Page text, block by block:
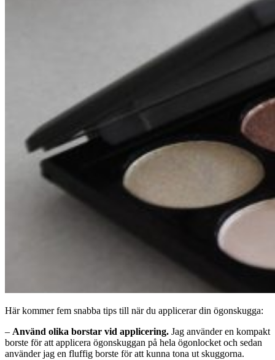
Här kommer fem snabba tips till när du applicerar din ögonskugga:
– Använd olika borstar vid applicering. Jag använder en kompakt
borste för att applicera ögonskuggan på hela ögonlocket och sedan
använder jag en fluffig borste för att kunna tona ut skuggorna.